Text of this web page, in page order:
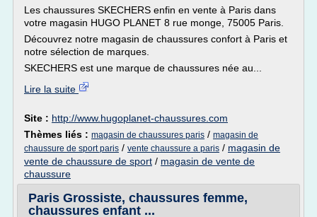
Les chaussures SKECHERS enfin en vente à Paris dans
votre magasin HUGO PLANET 8 rue monge, 75005 Paris.
Découvrez notre magasin de chaussures confort à Paris et
notre sélection de marques.
SKECHERS est une marque de chaussures née au...
Lire la suite
Site : http://www.hugoplanet-chaussures.com
Thèmes liés : magasin de chaussures paris / magasin de
chaussure de sport paris / vente chaussure a paris / magasin de
vente de chaussure de sport / magasin de vente de
chaussure
Paris Grossiste, chaussures femme,
chaussures enfant ...